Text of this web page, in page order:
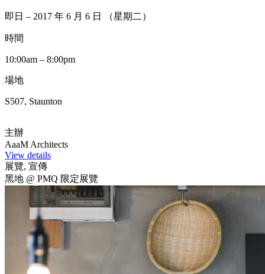
即日 – 2017 年 6 月 6 日 （星期二）
時間
10:00am – 8:00pm
場地
S507, Staunton
主辦
AaaM Architects
View details
展覽, 宣傳
黑地 @ PMQ 限定展覽